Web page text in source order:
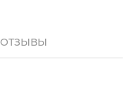
ОТЗЫВЫ